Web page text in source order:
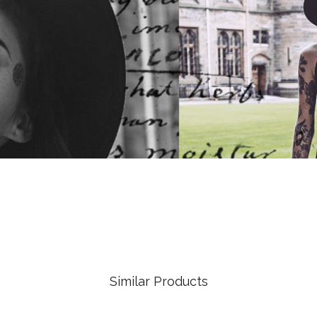
Similar Products